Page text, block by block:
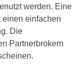
werden. Eine
einen einfachen
Die
Partnerbrokern